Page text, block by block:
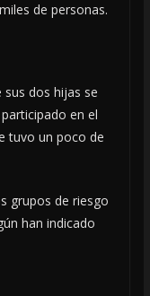
de personas.
sus dos hijas se
en el
tuvo un poco de
grupos de riesgo
han indicado